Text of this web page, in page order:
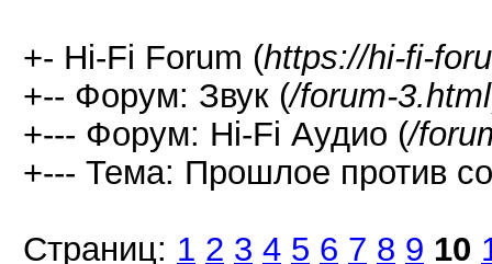
+- Hi-Fi Forum (https://hi-fi-
+-- Форум: Звук (/forum-3.html
+--- Форум: Hi-Fi Аудио (/
+--- Тема: Прошлое против
Страниц: 1 2 3 4 5 6 7 8 9 10